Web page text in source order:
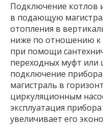
Подключение котлов
в подающую
отопления в
ниже по отношению
при помощи
переходных муфт
подключение
магистраль в
циркуляционным
эксплуатация
увеличивает его